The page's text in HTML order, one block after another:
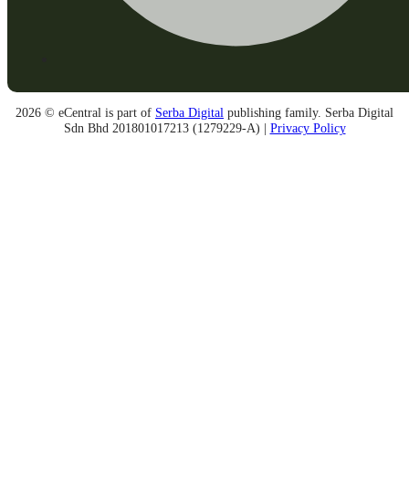
2026 © eCentral is part of Serba Digital publishing family. Serba Digital
Sdn Bhd 201801017213 (1279229-A) | Privacy Policy